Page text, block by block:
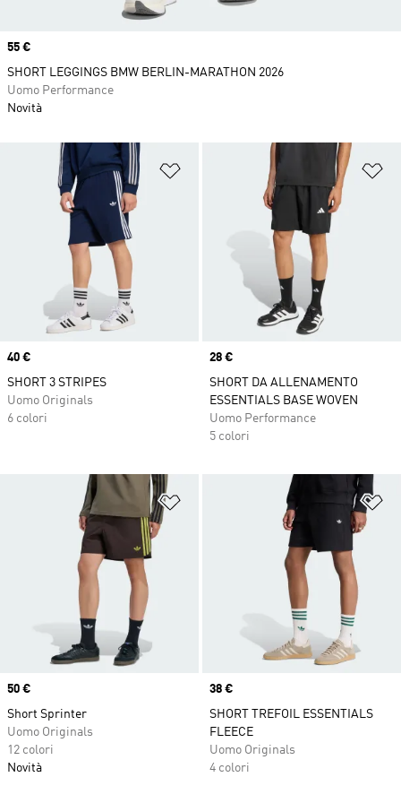
Aggiungi alla lista dei desideri
Price
40 €
SHORT 3 STRIPES
Uomo Originals
6 colori
Price
28 €
SHORT DA ALLENAMENTO
ESSENTIALS BASE WOVEN
Uomo Performance
5 colori
Aggiungi alla lista dei desideri
Price
50 €
Short Sprinter
Uomo Originals
12 colori
Novità
Price
38 €
SHORT TREFOIL ESSENTIALS
FLEECE
Uomo Originals
4 colori
Price
55 €
SHORT LEGGINGS BMW BERLIN-MARATHON 2026
Uomo Performance
Novità